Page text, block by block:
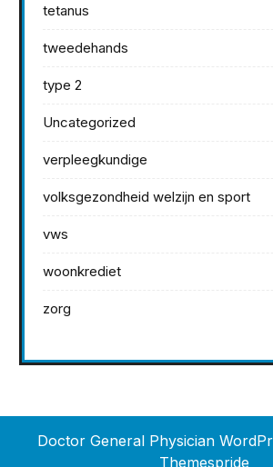
tetanus
tweedehands
type 2
Uncategorized
verpleegkundige
volksgezondheid welzijn en sport
vws
woonkrediet
zorg
Doctor General Physician
Themespride